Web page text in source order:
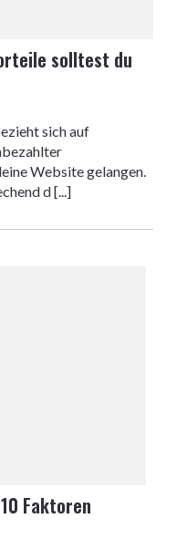
solltest du
sich auf
Website gelangen.
d [...]
Faktoren